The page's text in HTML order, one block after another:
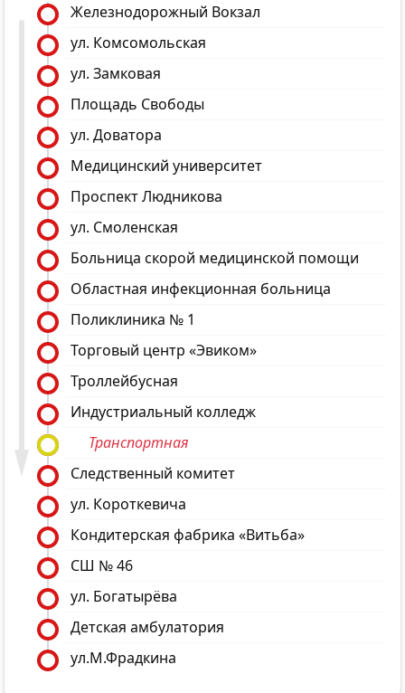
Железнодорожный Вокзал
ул. Комсомольская
ул. Замковая
Площадь Свободы
ул. Доватора
Медицинский университет
Проспект Людникова
ул. Смоленская
Больница скорой медицинской помощи
Областная инфекционная больница
Поликлиника № 1
Торговый центр «Эвиком»
Троллейбусная
Индустриальный колледж
Транспортная
Следственный комитет
ул. Короткевича
Кондитерская фабрика «Витьба»
СШ № 46
ул. Богатырёва
Детская амбулатория
ул.М.Фрадкина